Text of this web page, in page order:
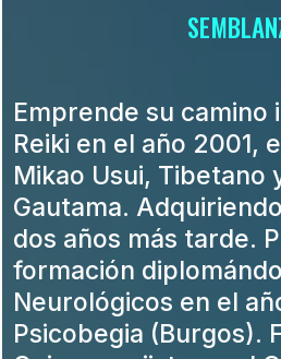
Emprende su camino
Reiki en el año 2001,
Mikao Usui, Tibetano
Gautama.
dos años más tarde.
formación
Neurológicos en el
Psicobegia (Burgos).